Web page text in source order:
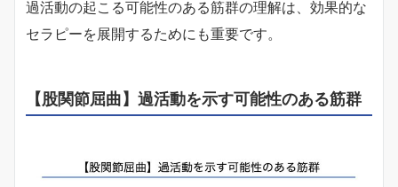
過活動の起こる可能性のある筋群の理解は、効果的な
セラピーを展開するためにも重要です。
【股関節屈曲】過活動を示す可能性のある筋群